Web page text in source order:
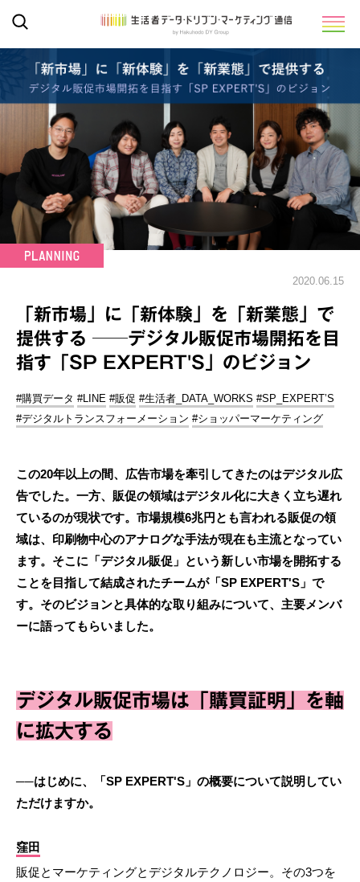
2020.06.15
「新市場」に「新体験」を「新業態」で
提供する ──デジタル販促市場開拓を目
指す「SP EXPERT'S」のビジョン
#購買データ #LINE #販促 #生活者_DATA_WORKS #SP_EXPERT’S
#デジタルトランスフォーメーション #ショッパーマーケティング
この20年以上の間、広告市場を牽引してきたのはデジタル広
告でした。一方、販促の領域はデジタル化に大きく立ち遅れ
ているのが現状です。市場規模6兆円とも言われる販促の領
域は、印刷物中心のアナログな手法が現在も主流となってい
ます。そこに「デジタル販促」という新しい市場を開拓する
ことを目指して結成されたチームが「SP EXPERT'S」で
す。そのビジョンと具体的な取り組みについて、主要メンバ
ーに語ってもらいました。
デジタル販促市場は「購買証明」を軸
に拡大する
──はじめに、「SP EXPERT'S」の概要について説明してい
ただけますか。
窪田
販促とマーケティングとデジタルテクノロジー。その3つを